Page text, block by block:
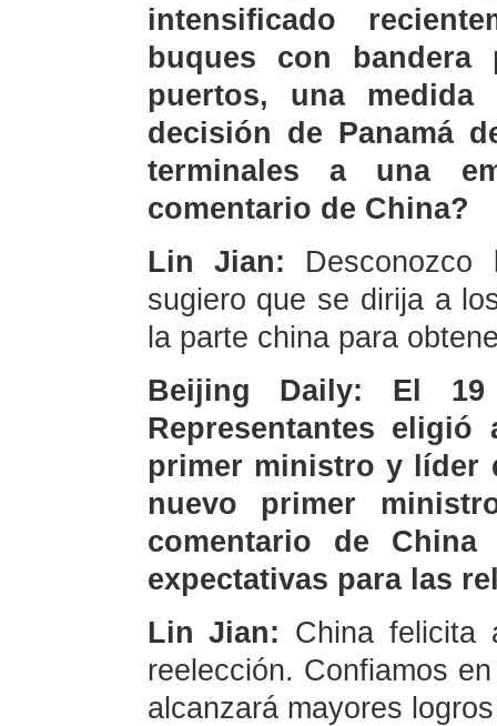
intensificado
buques con
puertos, una
decisión de Panamá
terminales a una
comentario de China?
Lin Jian:
sugiero que se dirija a
la parte china para
Beijing Daily: El
Representantes
primer ministro y líder
nuevo primer
comentario de
expectativas para las
Lin Jian: China felicita
reelección. Confiamos
alcanzará mayores